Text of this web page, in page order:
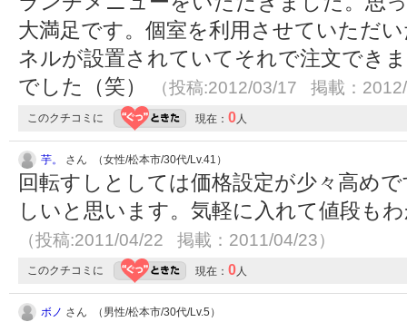
大満足です。個室を利用させていただ
ネルが設置されていてそれで注文でき
でした（笑）
（投稿:2012/03/17 掲載：
このクチコミに 現在： 0人
芋。 さん （女性/松本市/30代/Lv.41）
回転すしとしては価格設定が少々高め
しいと思います。気軽に入れて値段も
（投稿:2011/04/22 掲載：2011/04/23）
このクチコミに 現在： 0人
ボノ さん （男性/松本市/30代/Lv.5）